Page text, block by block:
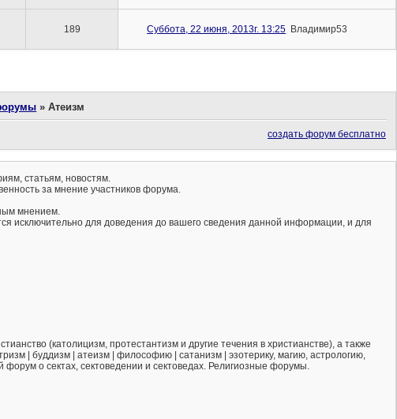
189 Суббота, 22 июня, 2013г. 13:25 Владимир53
»Атеизм
создать форум бесплатно
статьям, новостям.
за мнение участников форума.
мнением.
исключительно для доведения до вашего сведения данной информации, и для
(католицизм, протестантизм и другие течения в христианстве), а также
| буддизм | атеизм | философию | сатанизм | эзотерику, магию, астрологию,
о сектах, сектоведении и сектоведах. Религиозные форумы.